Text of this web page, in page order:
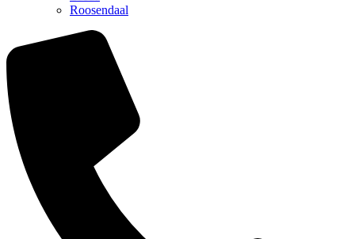
Roosendaal